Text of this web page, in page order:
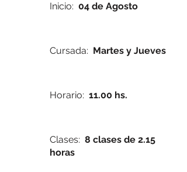
Inicio: 04 de Agosto
Cursada: Martes y Jueves
Horario: 11.00 hs.
Clases: 8 clases de 2.15
horas